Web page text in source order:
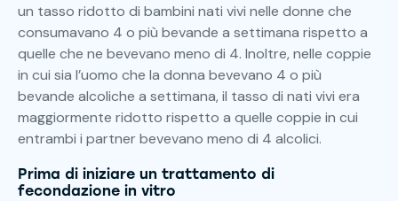
un tasso ridotto di bambini nati vivi nelle donne che
consumavano 4 o più bevande a settimana rispetto a
quelle che ne bevevano meno di 4. Inoltre, nelle coppie
in cui sia l’uomo che la donna bevevano 4 o più
bevande alcoliche a settimana, il tasso di nati vivi era
maggiormente ridotto rispetto a quelle coppie in cui
entrambi i partner bevevano meno di 4 alcolici.
Prima di iniziare un trattamento di
fecondazione in vitro